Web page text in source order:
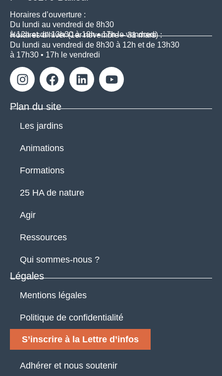
Horaires d’ouverture :
Du lundi au vendredi de 8h30
à 12h et de 13h30 à 18h • 17h le vendredi
Horaires d’hiver (1er novembre – 31 mars) :
Du lundi au vendredi de 8h30 à 12h et de 13h30
à 17h30 • 17h le vendredi
Plan du site
Les jardins
Animations
Formations
25 HA de nature
Agir
Ressources
Qui sommes-nous ?
Légales
Mentions légales
Politique de confidentialité
S’inscrire à la Lettre d’infos
Adhérer et nous soutenir